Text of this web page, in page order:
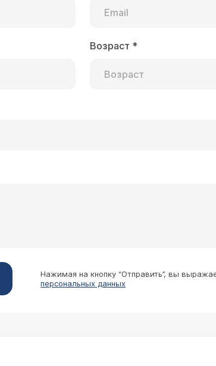
мг выпить три по 50 мг?
вы можете заменить одну таблетку
Возраст *
Нажимая на кнопку “Отправить”, вы
персональных данных